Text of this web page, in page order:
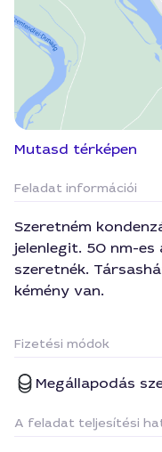
Mutasd térképen
Feladat információi
Szeretném
jelenlegit. 50 nm-
szeretnék.
kémény van.
Fizetési módok
Megállapodás
A feladat teljesítési